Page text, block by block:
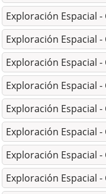
Exploración Espacial -
Exploración Espacial -
Exploración Espacial -
Exploración Espacial -
Exploración Espacial -
Exploración Espacial -
Exploración Espacial -
Exploración Espacial -